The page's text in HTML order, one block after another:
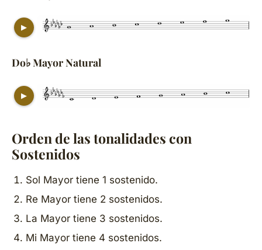
▶
Do♭ Mayor Natural
▶
Orden de las tonalidades con
Sostenidos
Sol Mayor tiene 1 sostenido.
Re Mayor tiene 2 sostenidos.
La Mayor tiene 3 sostenidos.
Mi Mayor tiene 4 sostenidos.